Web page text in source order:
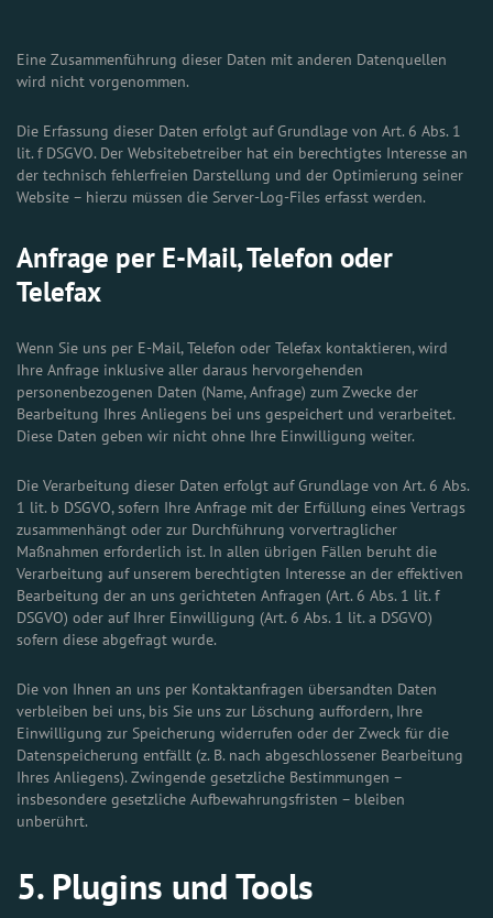
Eine Zusammenführung dieser Daten mit anderen Datenquellen
wird nicht vorgenommen.
Die Erfassung dieser Daten erfolgt auf Grundlage von Art. 6 Abs. 1
lit. f DSGVO. Der Websitebetreiber hat ein berechtigtes Interesse an
der technisch fehlerfreien Darstellung und der Optimierung seiner
Website – hierzu müssen die Server-Log-Files erfasst werden.
Anfrage per E-Mail, Telefon oder
Telefax
Wenn Sie uns per E-Mail, Telefon oder Telefax kontaktieren, wird
Ihre Anfrage inklusive aller daraus hervorgehenden
personenbezogenen Daten (Name, Anfrage) zum Zwecke der
Bearbeitung Ihres Anliegens bei uns gespeichert und verarbeitet.
Diese Daten geben wir nicht ohne Ihre Einwilligung weiter.
Die Verarbeitung dieser Daten erfolgt auf Grundlage von Art. 6 Abs.
1 lit. b DSGVO, sofern Ihre Anfrage mit der Erfüllung eines Vertrags
zusammenhängt oder zur Durchführung vorvertraglicher
Maßnahmen erforderlich ist. In allen übrigen Fällen beruht die
Verarbeitung auf unserem berechtigten Interesse an der effektiven
Bearbeitung der an uns gerichteten Anfragen (Art. 6 Abs. 1 lit. f
DSGVO) oder auf Ihrer Einwilligung (Art. 6 Abs. 1 lit. a DSGVO)
sofern diese abgefragt wurde.
Die von Ihnen an uns per Kontaktanfragen übersandten Daten
verbleiben bei uns, bis Sie uns zur Löschung auffordern, Ihre
Einwilligung zur Speicherung widerrufen oder der Zweck für die
Datenspeicherung entfällt (z. B. nach abgeschlossener Bearbeitung
Ihres Anliegens). Zwingende gesetzliche Bestimmungen –
insbesondere gesetzliche Aufbewahrungsfristen – bleiben
unberührt.
5. Plugins und Tools